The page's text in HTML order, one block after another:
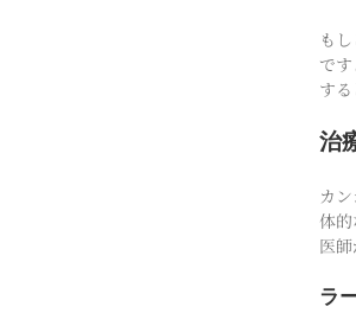
も
で
す
治
カ
体
医
ラ